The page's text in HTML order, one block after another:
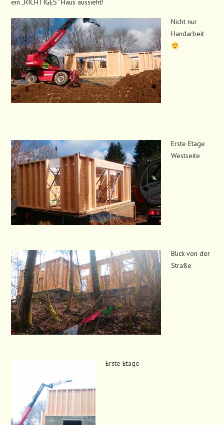
ein „RICHTIGES“ Haus aussieht!
Nicht nur
Handarbeit
Erste Etage
Westseite
Blick von der
Straße
Erste Etage